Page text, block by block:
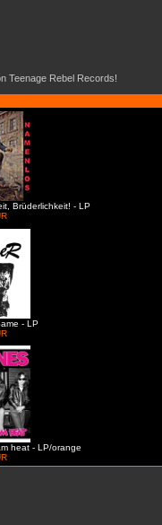
Teenage Rebel Records!
Brüderlichkeit! - LP
- LP
heat - LP/orange